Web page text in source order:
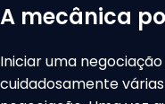
A mecânica
Iniciar uma
cuidadosamente